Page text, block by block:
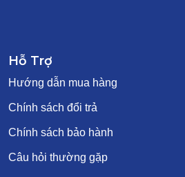
Hỗ Trợ
Hướng dẫn mua hàng
Chính sách đổi trả
Chính sách bảo hành
Câu hỏi thường gặp